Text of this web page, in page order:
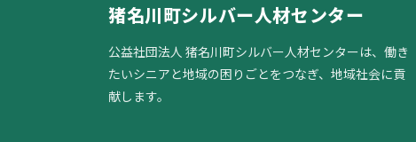
猪名川町シルバー人材センター
公益社団法人 猪名川町シルバー人材センターは、働き
たいシニアと地域の困りごとをつなぎ、地域社会に貢
献します。